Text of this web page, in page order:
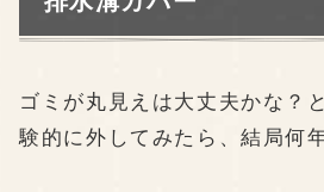
ゴミが丸見えは大丈夫かな？
験的に外してみたら、結局何